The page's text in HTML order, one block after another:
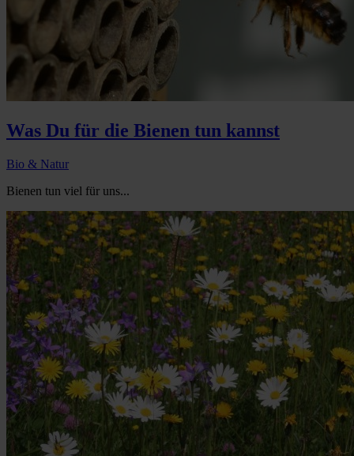
Was Du für die Bienen tun kannst
Bio & Natur
Bienen tun viel für uns...